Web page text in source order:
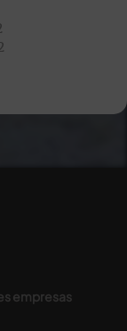
empresas